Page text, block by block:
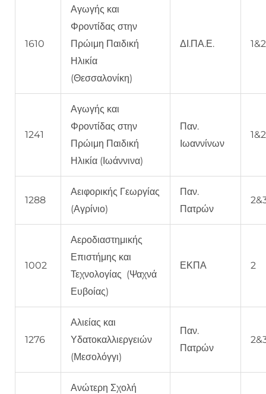
1610
Αγωγής και
Φροντίδας στην
Πρώιμη Παιδική
Ηλικία
(Θεσσαλονίκη)
ΔΙ.ΠΑ.Ε.
1241
Αγωγής και
Φροντίδας στην
Πρώιμη Παιδική
Ηλικία (Ιωάννινα)
Παν.
Ιωαννίνων
1288
Αειφορικής Γεωργίας
(Αγρίνιο)
Παν.
Πατρών
1002
Αεροδιαστημικής
Επιστήμης και
Τεχνολογίας (Ψαχνά
Ευβοίας)
ΕΚΠΑ 2
1276
Αλιείας και
Υδατοκαλλιεργειών
(Μεσολόγγι)
Παν.
Πατρών
Ανώτερη Σχολή